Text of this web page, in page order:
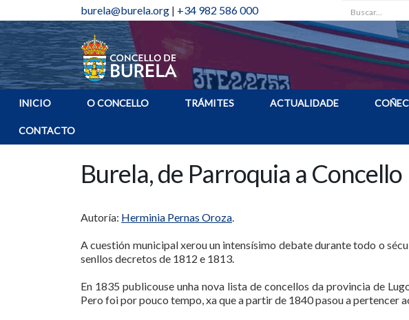
burela@burela.org | +34 982 586 000 Buscar
INICIO O CONCELLO TRÁMITES ACTUALIDADE
CONTACTO
Burela, de Parroquia a Concello
Autoría: Herminia Pernas Oroza.
A cuestión municipal xerou un intensísimo debate durante todo o
senllos decretos de 1812 e 1813.
En 1835 publicouse unha nova lista de concellos da provincia de
Pero foi por pouco tempo, xa que a partir de 1840 pasou a pertencer